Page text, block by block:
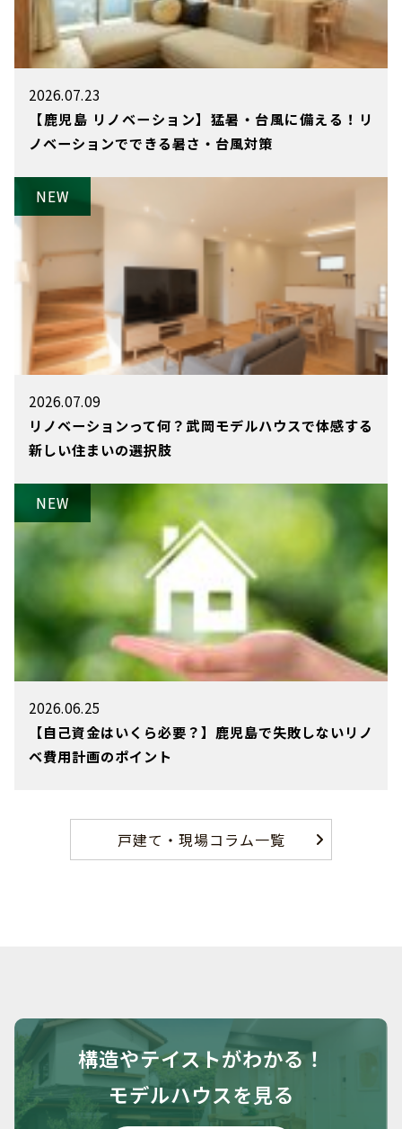
2026.07.23
【鹿児島 リノベーション】猛暑・台風に備える！リ
ノベーションでできる暑さ・台風対策
2026.07.09
リノベーションって何？武岡モデルハウスで体感する
新しい住まいの選択肢
2026.06.25
【自己資金はいくら必要？】鹿児島で失敗しないリノ
ベ費用計画のポイント
戸建て・現場コラム一覧
構造やテイストがわかる！
モデルハウスを見る